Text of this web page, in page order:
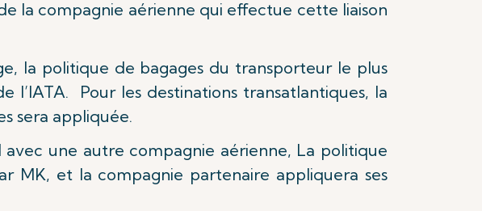
la compagnie aérienne qui effectue cette liaison
la politique de bagages du transporteur le plus
Pour les destinations transatlantiques, la
sera appliquée.
une autre compagnie aérienne, La politique
MK, et la compagnie partenaire appliquera ses